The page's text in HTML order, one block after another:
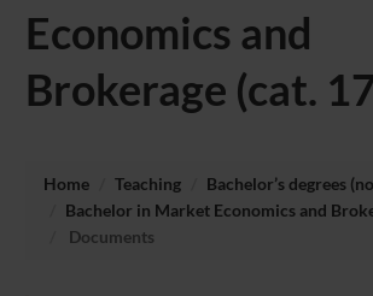
Economics and
Brokerage (cat.
Home Teaching
Bachelor’s degrees
Bachelor in Market Economics and
Documents